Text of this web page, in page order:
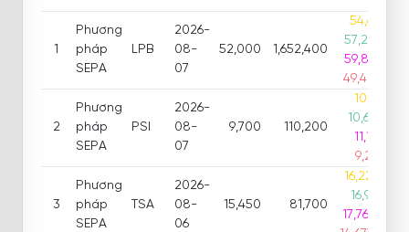
1
Phương
pháp
SEPA
LPB
2026-
08-
07
52,000 1,652,400
49,400(-
2
Phương
pháp
SEPA
PSI
2026-
08-
07
9,700 110,200
9,215(-
3
Phương
pháp
SEPA
TSA
2026-
08-
06
15,450 81,700